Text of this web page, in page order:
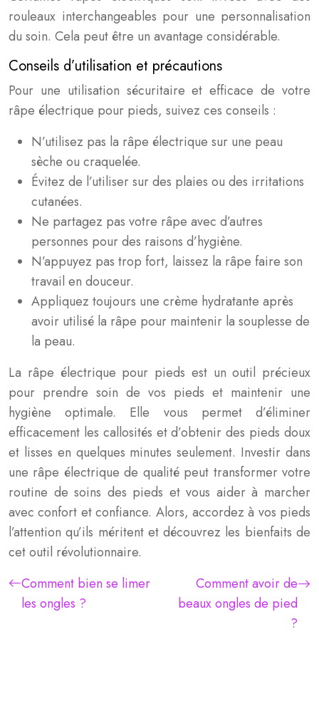
rouleaux interchangeables pour une personnalisation
du soin. Cela peut être un avantage considérable.
Conseils d’utilisation et précautions
Pour une utilisation sécuritaire et efficace de votre
râpe électrique pour pieds, suivez ces conseils :
N’utilisez pas la râpe électrique sur une peau
sèche ou craquelée.
Évitez de l’utiliser sur des plaies ou des irritations
cutanées.
Ne partagez pas votre râpe avec d’autres
personnes pour des raisons d’hygiène.
N’appuyez pas trop fort, laissez la râpe faire son
travail en douceur.
Appliquez toujours une crème hydratante après
avoir utilisé la râpe pour maintenir la souplesse de
la peau.
La râpe électrique pour pieds est un outil précieux
pour prendre soin de vos pieds et maintenir une
hygiène optimale. Elle vous permet d’éliminer
efficacement les callosités et d’obtenir des pieds doux
et lisses en quelques minutes seulement. Investir dans
une râpe électrique de qualité peut transformer votre
routine de soins des pieds et vous aider à marcher
avec confort et confiance. Alors, accordez à vos pieds
l’attention qu’ils méritent et découvrez les bienfaits de
cet outil révolutionnaire.
Comment bien se limer
les ongles ?
Comment avoir de
beaux ongles de pied
?